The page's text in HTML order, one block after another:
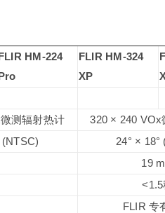
HM-224
FLIR HM-324
XP
测辐射热计 320 × 240 VOx
(NTSC) 24° × 18°
19
<1.5
FLIR 专